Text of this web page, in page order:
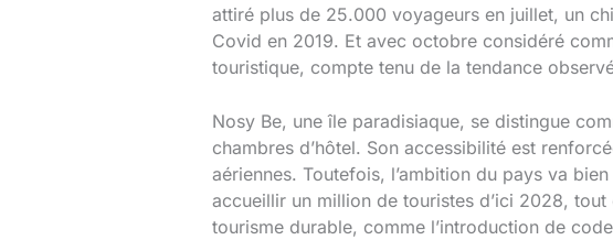
attiré plus de 25.000 voyageurs en juillet, un
Covid en 2019. Et avec octobre considéré
touristique, compte tenu de la tendance
Nosy Be, une île paradisiaque, se distingue
chambres d’hôtel. Son accessibilité est
aériennes. Toutefois, l’ambition du pays va
accueillir un million de touristes d’ici 2028,
tourisme durable, comme l’introduction de